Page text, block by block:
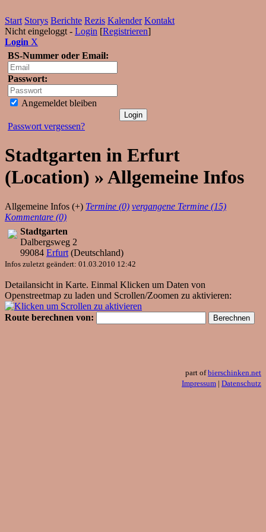
Start Storys Berichte Rezis Kalender Kontakt
Nicht eingeloggt - Login [Registrieren]
Login X
BS-Nummer oder Email:
Passwort:
Angemeldet bleiben
Passwort vergessen?
Stadtgarten in Erfurt
(Location) » Allgemeine Infos
Allgemeine Infos (+) Termine (0) vergangene Termine (15)
Kommentare (0)
Stadtgarten
Dalbergsweg 2
99084 Erfurt (Deutschland)
Infos zuletzt geändert: 01.03.2010 12:42
Detailansicht in Karte. Einmal Klicken um Daten von
Openstreetmap zu laden und Scrollen/Zoomen zu aktivieren:
Route berechnen von:
part ofbierschinken.net
Impressum | Datenschutz